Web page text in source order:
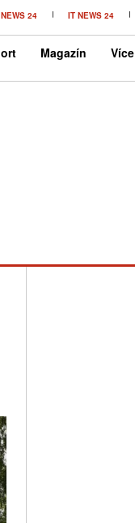
24 IT NEWS 24
Magazín Více